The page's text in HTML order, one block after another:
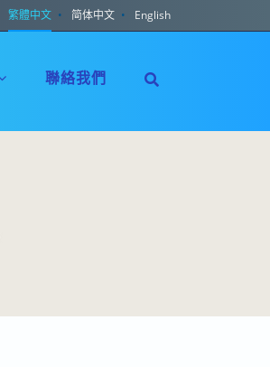
繁體中文 简体中文 English
聯絡我們